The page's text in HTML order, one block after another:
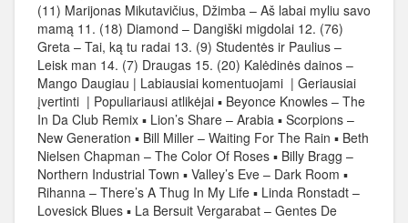
(11) Marijonas Mikutavičius, Džimba – Aš labai myliu savo
mamą 11. (18) Diamond – Dangiški migdolai 12. (76)
Greta – Tai, ką tu radai 13. (9) Studentės ir Paulius –
Leisk man 14. (7) Draugas 15. (20) Kalėdinės dainos –
Mango Daugiau | Labiausiai komentuojami | Geriausiai
įvertinti | Populiariausi atlikėjai ▪ Beyonce Knowles – The
In Da Club Remix ▪ Lion’s Share – Arabia ▪ Scorpions –
New Generation ▪ Bill Miller – Waiting For The Rain ▪ Beth
Nielsen Chapman – The Color Of Roses ▪ Billy Bragg –
Northern Industrial Town ▪ Valley’s Eve – Dark Room ▪
Rihanna – There’s A Thug In My Life ▪ Linda Ronstadt –
Lovesick Blues ▪ La Bersuit Vergarabat – Gentes De